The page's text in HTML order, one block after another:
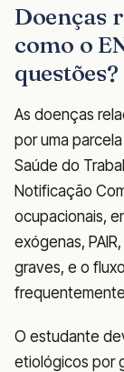
Doenças
como o
questões?
As doenças
por uma
Saúde do
Notificação
ocupacionais,
exógenas,
graves, e o
O estudante
etiológicos por